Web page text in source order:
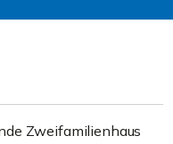
Zweifamilienhaus